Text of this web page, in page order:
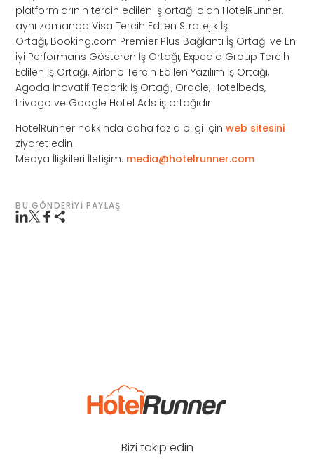
platformlarının tercih edilen iş ortağı olan HotelRunner,
aynı zamanda Visa Tercih Edilen Stratejik İş
Ortağı, Booking.com Premier Plus Bağlantı İş Ortağı ve En
iyi Performans Gösteren İş Ortağı, Expedia Group Tercih
Edilen İş Ortağı, Airbnb Tercih Edilen Yazılım İş Ortağı,
Agoda İnovatif Tedarik İş Ortağı, Oracle, Hotelbeds,
trivago ve Google Hotel Ads iş ortağıdır.
HotelRunner hakkında daha fazla bilgi içinweb sitesini
ziyaret edin.
Medya İlişkileri İletişim: media@hotelrunner.com
BU GÖNDERIYI PAYLAŞ
Bizi takip edin